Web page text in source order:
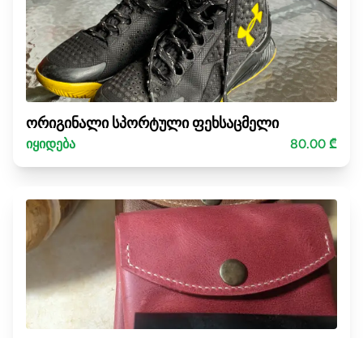
ორიგინალი სპორტული ფეხსაცმელი
იყიდება 80.00 ₾